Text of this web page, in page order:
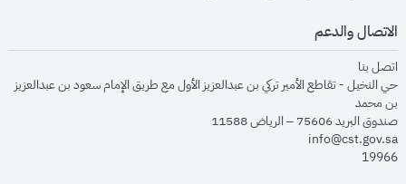
الاتصال والدعم
اتصل بنا
حي النخيل - تقاطع الأمير تركي بن عبدالعزيز الأول مع طريق الإمام سعود بن عبدالعزيز
بن محمد
صندوق البريد 75606 – الرياض 11588
info@cst.gov.sa
19966